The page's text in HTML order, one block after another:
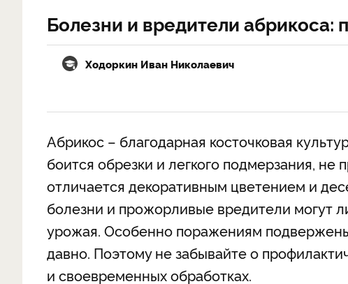
Болезни и вредители абрикоса:
Ходоркин Иван Николаевич
Абрикос – благодарная косточковая
боится обрезки и легкого подмерзания, не
отличается декоративным цветением и
болезни и прожорливые вредители могут
урожая. Особенно поражениям
давно. Поэтому не забывайте о
и своевременных обработках.